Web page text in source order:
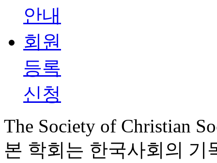
안내
회원
등록
신청
The Society of Christian
본 학회는 한국사회의 기